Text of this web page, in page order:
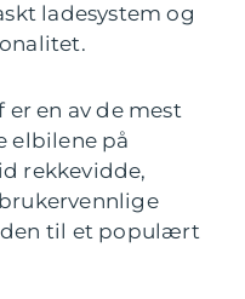
ladesystem og
er en av de mest
elbilene på
rekkevidde,
den til et populært